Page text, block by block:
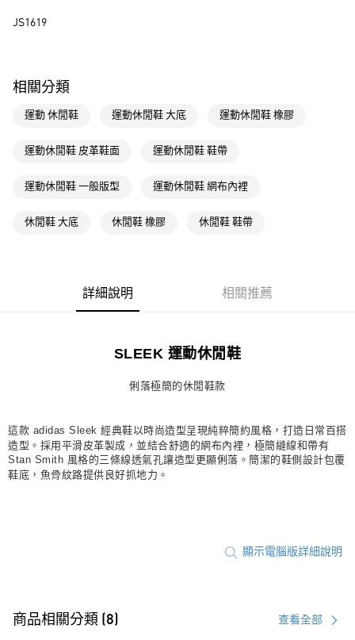
全家取貨付款
付款後全家取貨
每筆NT$80，滿NT$1,500(含以上)免運費
付款後萊爾富取貨
7-11取貨付款
每筆NT$80，滿NT$1,500(含以上)免運費
每筆NT$80，滿NT$1,500(含以上)免運費
JS1619
相關分類
運動 休閒鞋 運動休閒鞋 大底 運動休閒鞋 橡膠
運動休閒鞋 皮革鞋面 運動休閒鞋 鞋帶
運動休閒鞋 一般版型 運動休閒鞋 網布內裡
休閒鞋 大底 休閒鞋 橡膠 休閒鞋 鞋帶
詳細說明 相關推薦
SLEEK 運動休閒鞋
俐落極簡的休閒鞋款
這款 adidas Sleek 經典鞋以時尚造型呈現純粹簡約風格，打造日常百搭
造型。採用平滑皮革製成，並結合舒適的網布內裡，極簡縫線和帶有
Stan Smith 風格的三條線透氣孔讓造型更顯俐落。簡潔的鞋側設計包覆
鞋底，魚骨紋路提供良好抓地力。
顯示電腦版詳細說明
商品相關分類 (8) 查看全部